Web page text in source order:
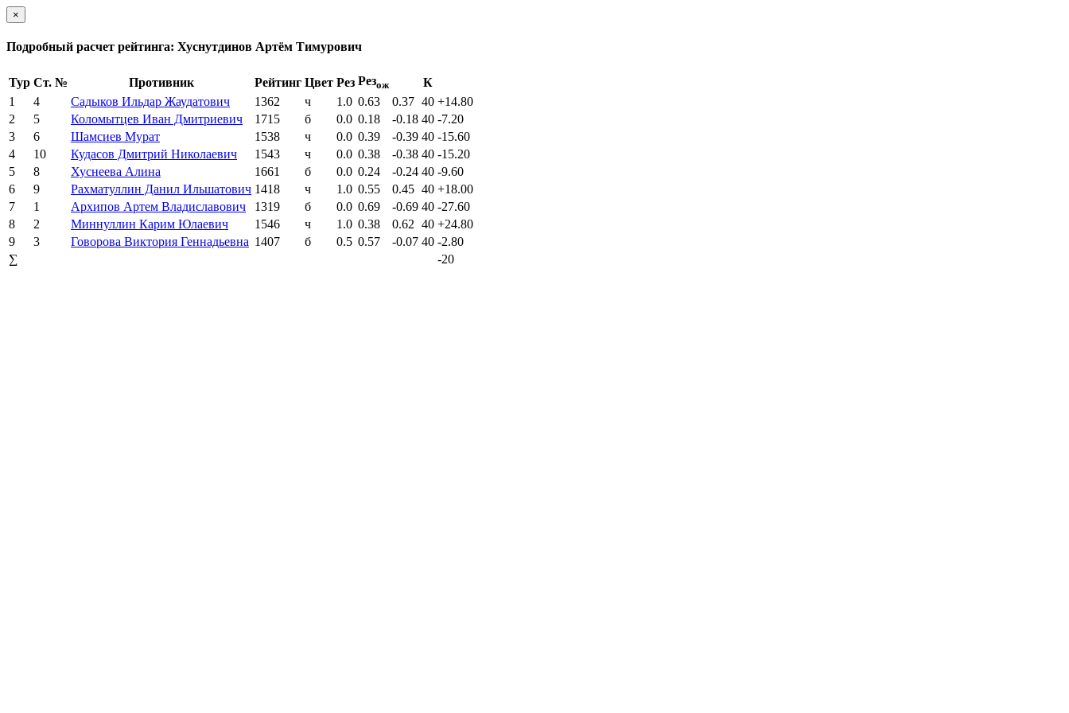
×
Подробный расчет рейтинга: Хуснутдинов Артём Тимурович
Тур Ст. № Противник Рейтинг Цвет Рез Резож
К
1
4 Садыков Ильдар Жаудатович 1362 ч 1.0 0.63 0.37 40 +14.80
2
5 Коломытцев Иван Дмитриевич 1715 б 0.0 0.18 -0.18 40 -7.20
3
6 Шамсиев Мурат 1538 ч 0.0 0.39 -0.39 40 -15.60
4
10 Кудасов Дмитрий Николаевич 1543 ч 0.0 0.38 -0.38 40 -15.20
5
8 Хуснеева Алина 1661 б 0.0 0.24 -0.24 40 -9.60
6
9 Рахматуллин Данил Ильшатович 1418 ч 1.0 0.55 0.45 40 +18.00
7
1 Архипов Артем Владиславович 1319 б 0.0 0.69 -0.69 40 -27.60
8
2 Миннуллин Карим Юлаевич 1546 ч 1.0 0.38 0.62 40 +24.80
9
3 Говорова Виктория Геннадьевна 1407 б 0.5 0.57 -0.07 40 -2.80
∑
-20